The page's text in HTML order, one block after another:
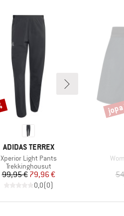
MERKKI
ADIDAS TERREX
Tuote
Xperior Light Pants
Tuoteryhmä
Trekkinghousut
Hinta
99,95 €Alennettu hinta
79,96 €
0,0(0)